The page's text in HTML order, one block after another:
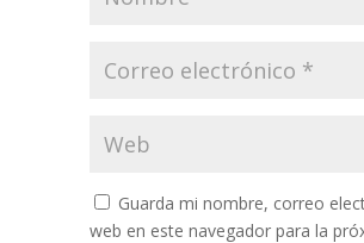
Guarda mi nombre, correo
web en este navegador para la